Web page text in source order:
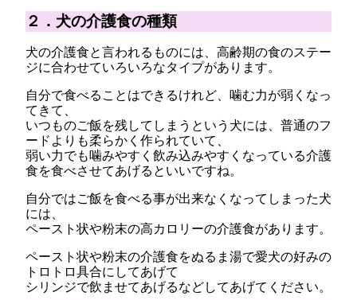
２．犬の介護食の種類
犬の介護食と言われるものには、高齢期の食のステー
ジに合わせていろいろなタイプがあります。
自分で食べることはできるけれど、噛む力が弱くなっ
てきて、
いつものご飯を残してしまうという犬には、普通のフ
ードよりも柔らかく作られていて、
弱い力でも噛みやすく飲み込みやすくなっている介護
食を食べさせてあげるといいですね。
自分ではご飯を食べる事が出来なくなってしまった犬
には、
ペースト状や粉末の高カロリーの介護食があります。
ペースト状や粉末の介護食をぬるま湯で愛犬の好みの
トロトロ具合にしてあげて
シリンジで飲ませてあげるなどしてあげてください。